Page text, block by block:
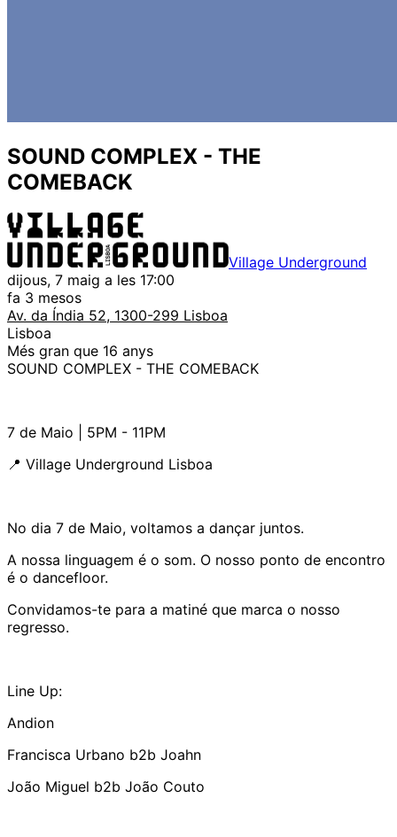
SOUND COMPLEX - THE
COMEBACK
Village Underground
dijous, 7 maig a les 17:00
fa 3 mesos
Av. da Índia 52, 1300-299 Lisboa
Lisboa
Més gran que 16 anys
SOUND COMPLEX - THE COMEBACK
7 de Maio | 5PM - 11PM
📍 Village Underground Lisboa
No dia 7 de Maio, voltamos a dançar juntos.
A nossa linguagem é o som. O nosso ponto de encontro
é o dancefloor.
Convidamos-te para a matiné que marca o nosso
regresso.
Line Up:
Andion
Francisca Urbano b2b Joahn
João Miguel b2b João Couto